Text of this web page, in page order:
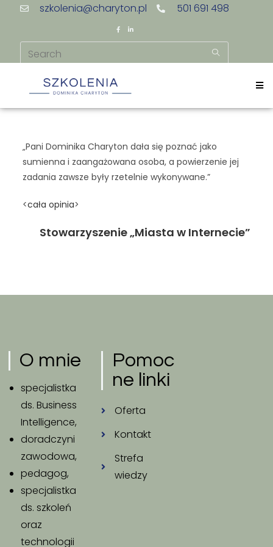
szkolenia@charyton.pl 501 691 498
„Pani Dominika Charyton dała się poznać jako
sumienna i zaangażowana osoba, a powierzenie jej
zadania zawsze były rzetelnie wykonywane.”
<cała opinia>
Stowarzyszenie „Miasta w Internecie”
O mnie
specjalistka
ds. Business
Intelligence,
doradczyni
zawodowa,
pedagog,
specjalistka
ds. szkoleń
oraz
technologii
Pomoc
ne linki
Oferta
Kontakt
Strefa
wiedzy